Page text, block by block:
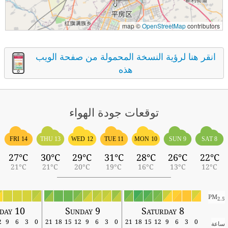
map ©OpenStreetMapcontributors
انقر هنا لرؤية النسخة المحمولة من صفحة الويب
هذه
توقعات جودة الهواء
SAT 8
22°C
12°C
SUN 9
26°C
13°C
MON 10
28°C
16°C
TUE 11
31°C
19°C
WED 12
29°C
20°C
THU 13
30°C
21°C
FRI 14
27°C
21°C
PM2.5
Saturday 8
Sunday 9
10
ساعة 0
3
6
9
12
15
18
21
0
3
6
9
12
15
18
21
0
3
6
9